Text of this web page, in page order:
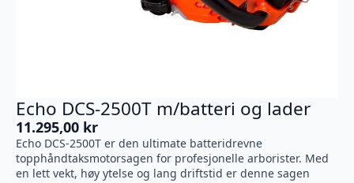
Echo DCS-2500T m/batteri og lader
11.295,00 kr
Echo DCS-2500T er den ultimate batteridrevne
topphåndtaksmotorsagen for profesjonelle arborister. Med
en lett vekt, høy ytelse og lang driftstid er denne sagen